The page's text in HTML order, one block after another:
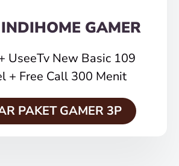
GAMER
UseeTv New Basic 109
+ Free Call 300 Menit
PAKET GAMER 3P